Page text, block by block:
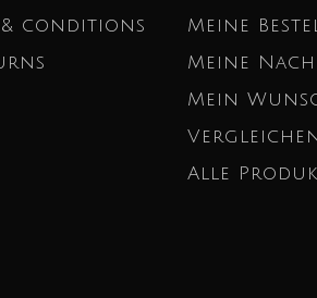
conditions
Meine
Meine
Mein
Alle